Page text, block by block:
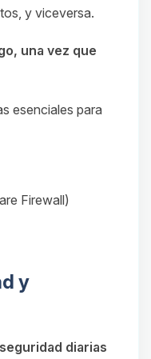
y viceversa.
una vez que
esenciales para
Firewall)
y
diarias